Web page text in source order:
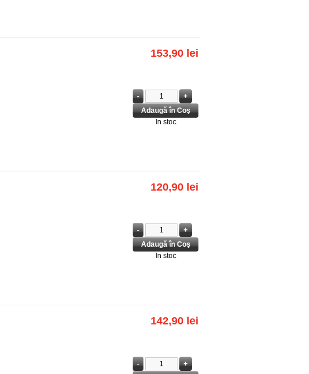
In stoc
153,90 lei
In stoc
120,90 lei
142,90 lei